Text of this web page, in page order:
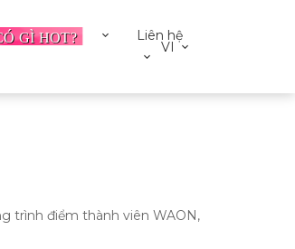
Liên hệ
VI
trình điểm thành viên WAON,